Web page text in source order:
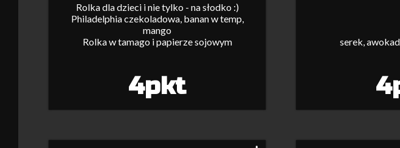
Rolka dla dzieci i nie tylko - na słodko :)
Philadelphia czekoladowa, banan w temp,
mango
Rolka w tamago i papierze sojowym
4pkt
serek,